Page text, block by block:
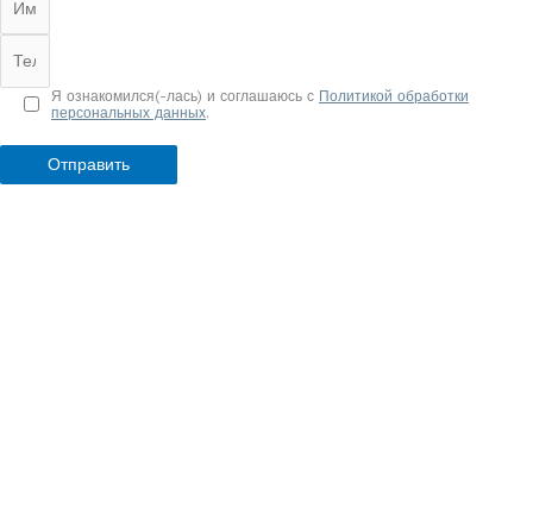
Я ознакомился(-лась) и соглашаюсь с Политикой обработки
персональных данных.
Отправить